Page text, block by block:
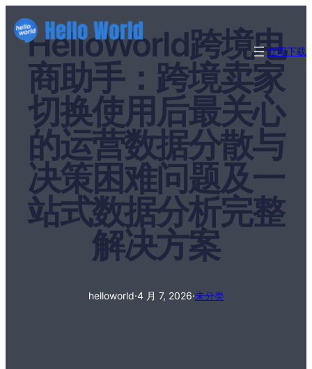
立即下载
HelloWorld跨境电
商助手：跨境卖家
切换使用后最关心
的运营数据分散与
决策困难问题及一
站式数据分析完整
解决方案
helloworld·4 月 7, 2026·未分类